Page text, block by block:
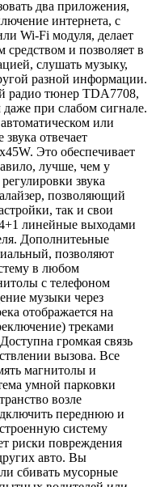
два приложения,
интернета, с
Wi-Fi модуля, делает
и позволяет в
слушать музыку,
разной информации.
радио тюнер TDA7708,
при слабом сигнале.
или
отвечает
Это обеспечивает
лучше, чем у
звука
позволяющий
так и свои
линейные выходами
Дополнитеьные
позволяют
в любом
с телефоном
музыки через
отображается на
треками
громкая связь
вызова. Все
магнитолы и
умной парковки
возле
переднюю и
систему
риски повреждения
авто. Вы
сбивать мусорные